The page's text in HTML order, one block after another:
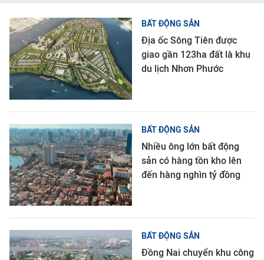
BẤT ĐỘNG SẢN
Địa ốc Sông Tiên được
giao gần 123ha đất là khu
du lịch Nhơn Phước
BẤT ĐỘNG SẢN
Nhiều ông lớn bất động
sản có hàng tồn kho lên
đến hàng nghìn tỷ đồng
BẤT ĐỘNG SẢN
Đồng Nai chuyển khu công